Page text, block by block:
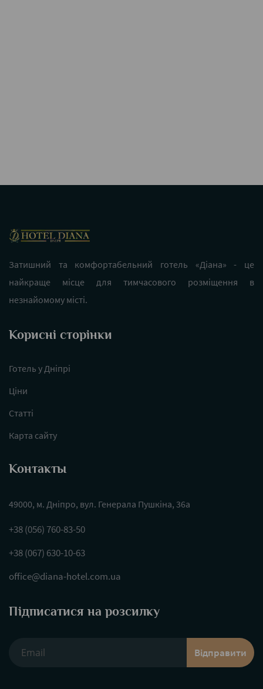
Затишний та комфортабельний готель «Діана» - це
найкраще місце для тимчасового розміщення в
незнайомому місті.
Корисні сторінки
Готель у Дніпрі
Ціни
Статті
Карта сайту
Контакты
49000, м. Дніпро, вул. Генерала Пушкіна, 36а
+38 (056) 760-83-50
+38 (067) 630-10-63
office@diana-hotel.com.ua
Підписатися на розсилку
Відправити